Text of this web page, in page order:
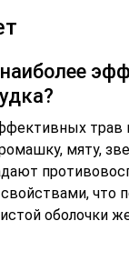
трав
мяту,
что
оболочки